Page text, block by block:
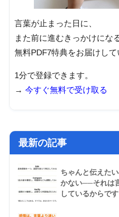
言葉が止まった日に、
また前に進むきっかけにな
無料PDF7特典をお届けして
1分で登録できます。
→ 今すぐ無料で受け取る
最新の記事
ちゃんと伝えた
かない──それは
しているからです